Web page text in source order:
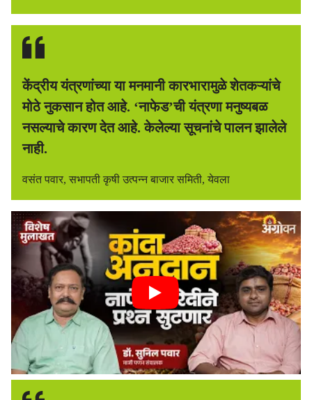
केंद्रीय यंत्रणांच्या या मनमानी कारभारामुळे शेतकऱ्यांचे
मोठे नुकसान होत आहे. ‘नाफेड’ची यंत्रणा मनुष्यबळ
नसल्याचे कारण देत आहे. केलेल्या सूचनांचे पालन झालेले
नाही.
वसंत पवार, सभापती कृषी उत्पन्न बाजार समिती, येवला